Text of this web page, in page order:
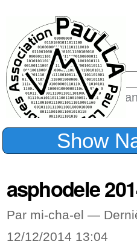
Chercher par
Seulement
Recherche
Show
asphodele
Par mi-cha-el —
12/12/2014 13:04